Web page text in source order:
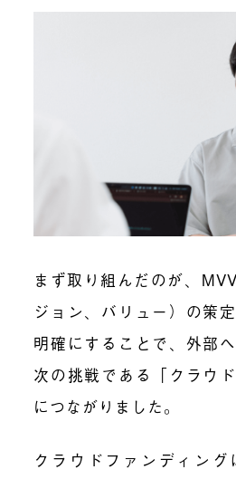
まず取り組んだのが、
ジョン、バリュー）の策
明確にすることで、外部
次の挑戦である「クラウ
につながりました。
クラウドファンディン